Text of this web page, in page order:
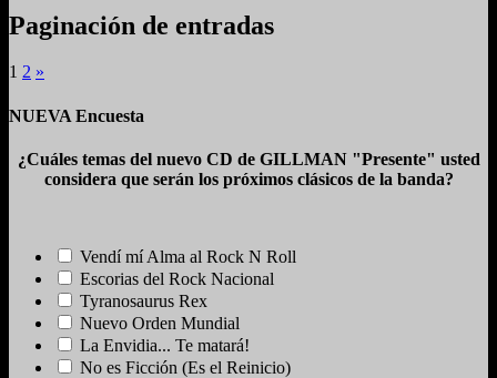
Paginación de entradas
1 2 »
NUEVA Encuesta
¿Cuáles temas del nuevo CD de GILLMAN "Presente" usted
considera que serán los próximos clásicos de la banda?
Vendí mí Alma al Rock N Roll
Escorias del Rock Nacional
Tyranosaurus Rex
Nuevo Orden Mundial
La Envidia... Te matará!
No es Ficción (Es el Reinicio)